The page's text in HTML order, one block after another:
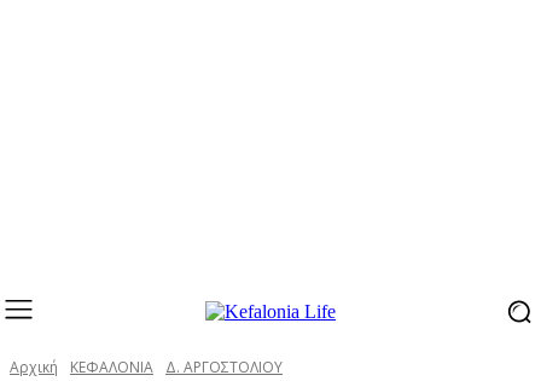
Αρχική ΚΕΦΑΛΟΝΙΑ Δ. ΑΡΓΟΣΤΟΛΙΟΥ